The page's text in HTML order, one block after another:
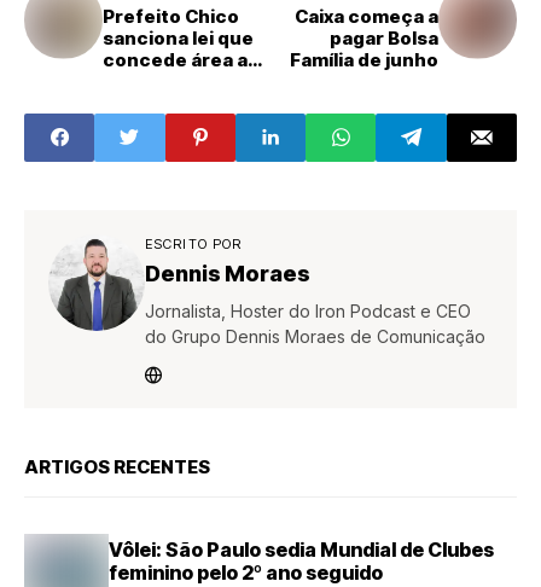
Prefeito Chico
sanciona lei que
concede área ao
Caixa começa a
pagar Bolsa
Família de junho
ESCRITO POR
Dennis Moraes
Jornalista, Hoster do Iron Podcast e CEO
do Grupo Dennis Moraes de Comunicação
ARTIGOS RECENTES
Vôlei: São Paulo sedia Mundial de Clubes
feminino pelo 2º ano seguido